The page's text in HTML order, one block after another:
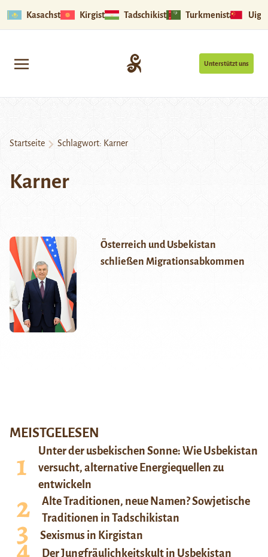
Kasachstan Kirgistan Tadschikistan Turkmenistan
Unterstützt uns
Startseite Schlagwort: Karner
Karner
Österreich und Usbekistan
schließen Migrationsabkommen
MEISTGELESEN
Unter der usbekischen Sonne: Wie Usbekistan
versucht, alternative Energiequellen zu
entwickeln
Alte Traditionen, neue Namen? Sowjetische
Traditionen in Tadschikistan
Sexismus in Kirgistan
Der Jungfräulichkeitskult in Usbekistan